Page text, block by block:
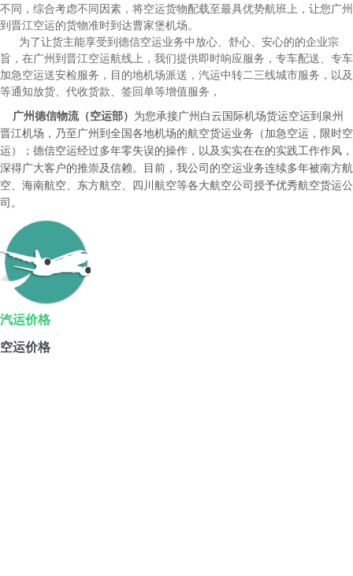
汽运价格
空运价格
不同，综合考虑不同因素，将空运货物配载至最具优势航班上，让您广州
到晋江空运的货物准时到达曹家堡机场。
为了让货主能享受到德信空运业务中放心、舒心、安心的的企业宗
旨，在广州到晋江空运航线上，我们提供即时响应服务，专车配送、专车
加急空运送安检服务，目的地机场派送，汽运中转二三线城市服务，以及
等通知放货、代收货款、签回单等增值服务，
广州德信物流（空运部） 为您承接广州白云国际机场货运空运到泉州
晋江机场，乃至广州到全国各地机场的航空货运业务（加急空运，限时空
运）；德信空运经过多年零失误的操作，以及实实在在的实践工作作风，
深得广大客户的推崇及信赖。目前，我公司的空运业务连续多年被南方航
空、海南航空、东方航空、四川航空等各大航空公司授予优秀航空货运公
司。